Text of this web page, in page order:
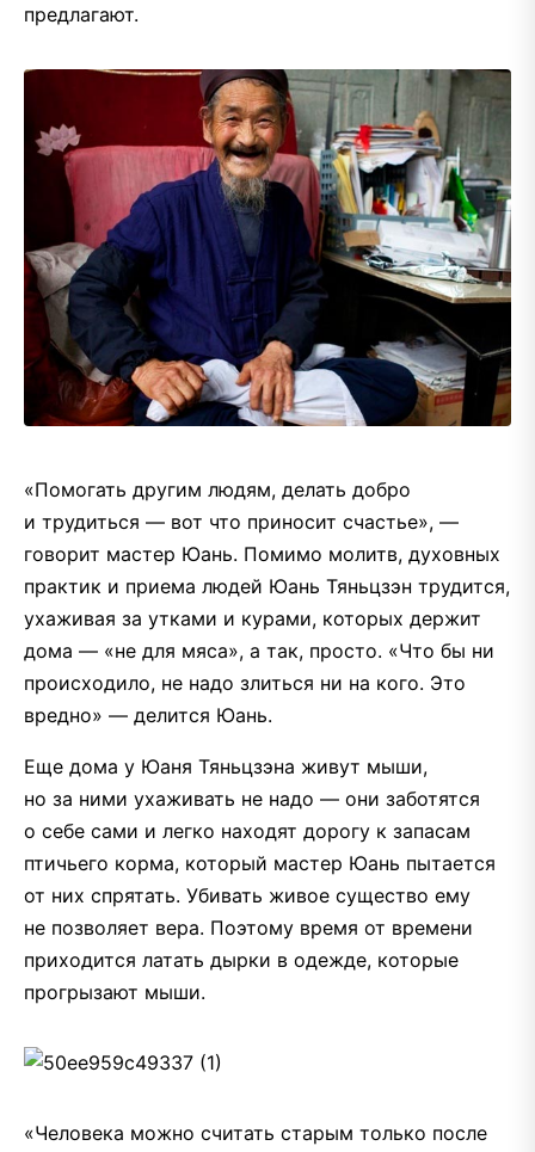
предлагают.
«Помогать другим людям, делать добро
и трудиться — вот что приносит счастье», —
говорит мастер Юань. Помимо молитв, духовных
практик и приема людей Юань Тяньцзэн трудится,
ухаживая за утками и курами, которых держит
дома — «не для мяса», а так, просто. «Что бы ни
происходило, не надо злиться ни на кого. Это
вредно» — делится Юань.
Еще дома у Юаня Тяньцзэна живут мыши,
но за ними ухаживать не надо — они заботятся
о себе сами и легко находят дорогу к запасам
птичьего корма, который мастер Юань пытается
от них спрятать. Убивать живое существо ему
не позволяет вера. Поэтому время от времени
приходится латать дырки в одежде, которые
прогрызают мыши.
«Человека можно считать старым только после